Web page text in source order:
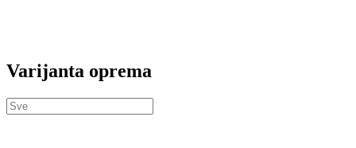
Varijanta oprema